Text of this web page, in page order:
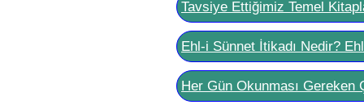
Tavsiye Ettiğimiz Temel
Ehl-i Sünnet İtikadı Nedir?
Her Gün Okunması Gereken